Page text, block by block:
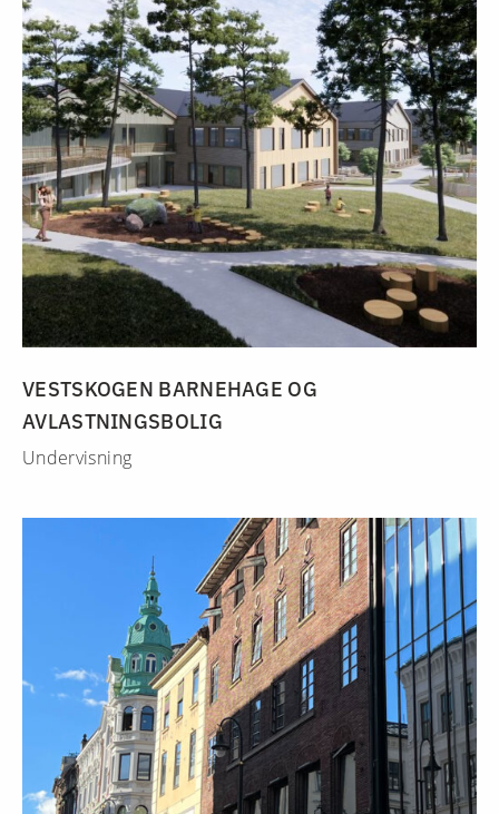
VESTSKOGEN BARNEHAGE OG
AVLASTNINGSBOLIG
Undervisning